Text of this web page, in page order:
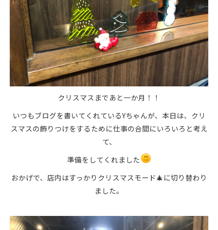
クリスマスまであと一か月！！
いつもブログを書いてくれているYちゃんが、本日は、クリ
スマスの飾りつけをするために仕事の合間にいろいろと考え
て、
準備をしてくれました
おかげで、店内はすっかりクリスマスモード🎄に切り替わり
ました。